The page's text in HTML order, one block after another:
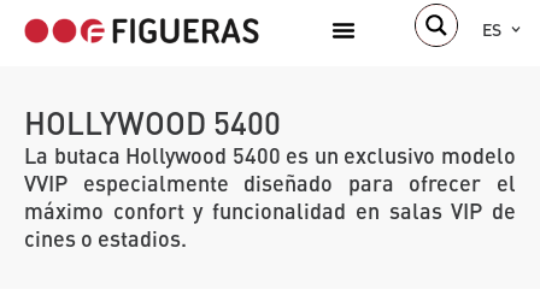
ES
HOLLYWOOD 5400
La butaca Hollywood 5400 es un exclusivo modelo
VVIP especialmente diseñado para ofrecer el
máximo confort y funcionalidad en salas VIP de
cines o estadios.